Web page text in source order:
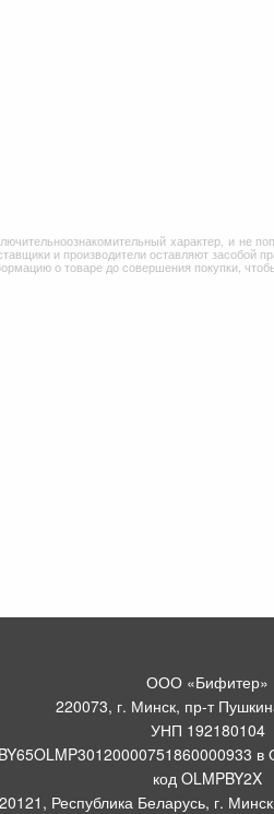
характер, и не
и производители оставляют засобой
о товаре до совершения покупки,
ООО «Бифитер»
220073, г. Минск, пр-т
УНП 192180104
код OLMPBY2X
Республика Беларусь, г.